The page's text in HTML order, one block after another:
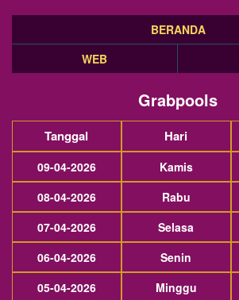
BERANDA
WEB
Grabpools
Tanggal Hari
09-04-2026 Kamis
08-04-2026
Rabu
07-04-2026
Selasa
06-04-2026
Senin
05-04-2026
Minggu